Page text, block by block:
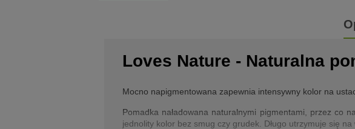
Loves Nature - Naturalna
Mocno napigmentowana zapewnia intensywny kolor na
Pomadka naładowana naturalnymi pigmentami, przez co
jednolity kolor bez smug czy grudek. Długo utrzymuje się